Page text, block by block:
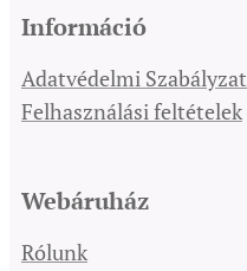
Információ
Adatvédelmi Szabályzat
Felhasználási feltételek
Webáruház
Rólunk